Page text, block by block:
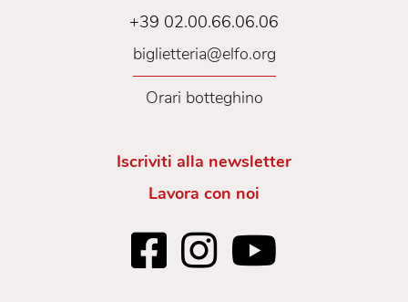
+39 02.00.66.06.06
biglietteria@elfo.org
Orari botteghino
Iscriviti alla newsletter
Lavora con noi